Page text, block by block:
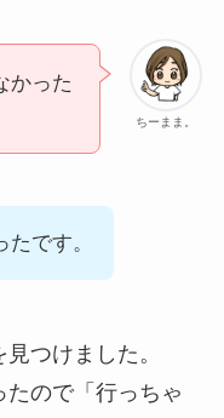
ちーまま。
かった
です。
つけました。
ので「行っちゃ